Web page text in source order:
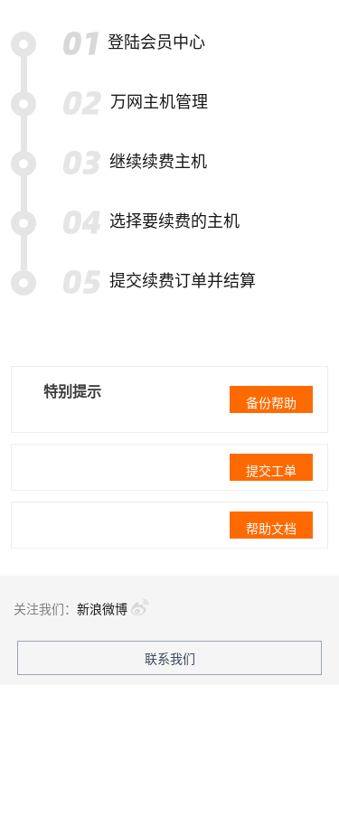
登陆会员中心
万网主机管理
继续续费主机
选择要续费的主机
提交续费订单并结算
特别提示
备份帮助
提交工单
帮助文档